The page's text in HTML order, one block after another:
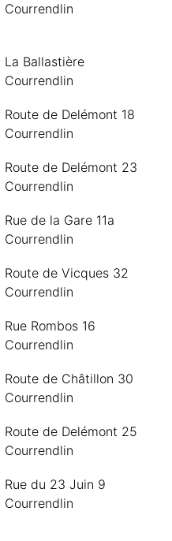
Courrendlin
La Ballastière
Courrendlin
Route de Delémont 18
Courrendlin
Route de Delémont 23
Courrendlin
Rue de la Gare 11a
Courrendlin
Route de Vicques 32
Courrendlin
Rue Rombos 16
Courrendlin
Route de Châtillon 30
Courrendlin
Route de Delémont 25
Courrendlin
Rue du 23 Juin 9
Courrendlin